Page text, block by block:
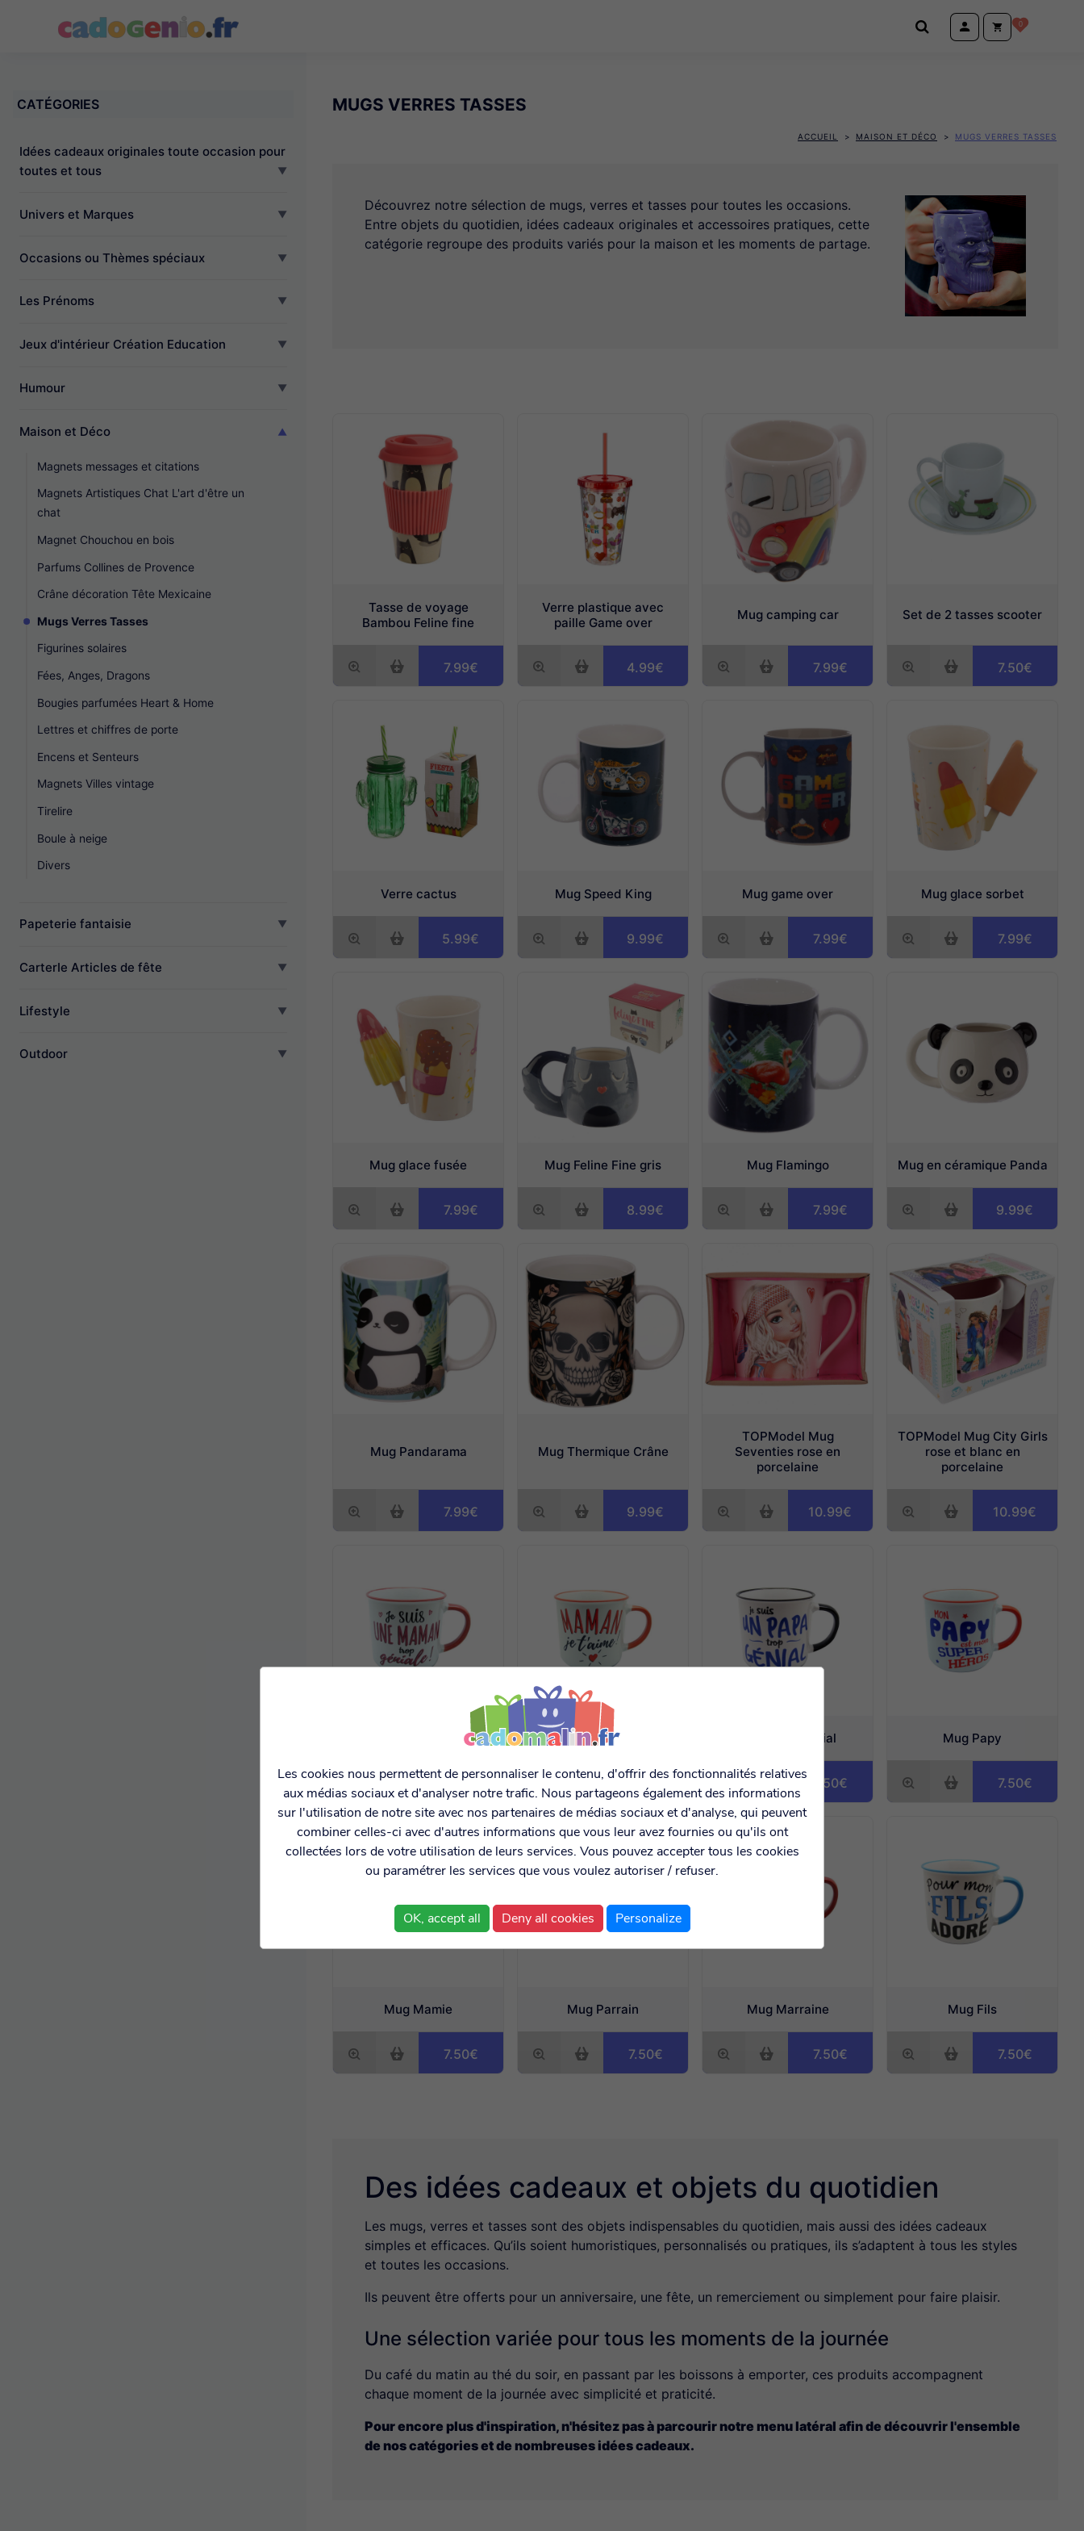
Cadogenio.fr 0
CATÉGORIES
Idées cadeaux originales toute occasion pour
toutes et tous
Univers et Marques
Occasions ou Thèmes spéciaux
Les Prénoms
Jeux d'intérieur Création Education
Humour
Maison et Déco
Magnets messages et citations
Magnets Artistiques Chat L'art d'être un
chat
Magnet Chouchou en bois
Parfums Collines de Provence
Crâne décoration Tête Mexicaine
Mugs Verres Tasses
Figurines solaires
Fées, Anges, Dragons
Bougies parfumées Heart & Home
Lettres et chiffres de porte
Encens et Senteurs
Magnets Villes vintage
Tirelire
Boule à neige
Divers
Papeterie fantaisie
CarterIe Articles de fête
Lifestyle
Outdoor
MUGS VERRES TASSES
ACCUEIL MAISON ET DÉCO MUGS VERRES TASSES
Découvrez notre sélection de mugs, verres et tasses pour toutes les occasions.
Entre objets du quotidien, idées cadeaux originales et accessoires pratiques, cette
catégorie regroupe des produits variés pour la maison et les moments de partage.
Tasse de voyage
Bambou Feline fine
7.99€
Verre plastique avec
paille Game over
4.99€
Mug camping car
7.99€
Set de 2 tasses scooter
7.50€
Verre cactus
5.99€
Mug Speed King
9.99€
Mug game over
7.99€
Mug glace sorbet
7.99€
Mug glace fusée
7.99€
Mug Feline Fine gris
8.99€
Mug Flamingo
7.99€
Mug en céramique Panda
9.99€
Mug Pandarama
7.99€
Mug Thermique Crâne
9.99€
TOPModel Mug
Seventies rose en
porcelaine
10.99€
TOPModel Mug City Girls
rose et blanc en
porcelaine
10.99€
Mug Maman géniale
7.50€
Mug Maman je t'aime
7.50€
Mug Papa génial
7.50€
Mug Papy
7.50€
Mug Mamie
7.50€
Mug Parrain
7.50€
Mug Marraine
7.50€
Mug Fils
7.50€
Des idées cadeaux et objets du quotidien
Les mugs, verres et tasses sont des objets indispensables du quotidien, mais aussi des idées cadeaux
simples et efficaces. Qu’ils soient humoristiques, personnalisés ou pratiques, ils s’adaptent à tous les styles
et toutes les occasions.
Ils peuvent être offerts pour un anniversaire, une fête, un remerciement ou simplement pour faire plaisir.
Une sélection variée pour tous les moments de la journée
Du café du matin au thé du soir, en passant par les boissons à emporter, ces produits accompagnent
chaque moment de la journée avec simplicité et praticité.
Pour encore plus d'inspiration, n'hésitez pas à parcourir notre menu latéral afin de découvrir l'ensemble
de nos catégories et de nombreuses idées cadeaux.
Les cookies nous permettent de personnaliser le contenu, d'offrir des fonctionnalités relatives
aux médias sociaux et d'analyser notre trafic. Nous partageons également des informations
sur l'utilisation de notre site avec nos partenaires de médias sociaux et d'analyse, qui peuvent
combiner celles-ci avec d'autres informations que vous leur avez fournies ou qu'ils ont
collectées lors de votre utilisation de leurs services. Vous pouvez accepter tous les cookies
ou paramétrer les services que vous voulez autoriser / refuser.
OK, accept all Deny all cookies Personalize